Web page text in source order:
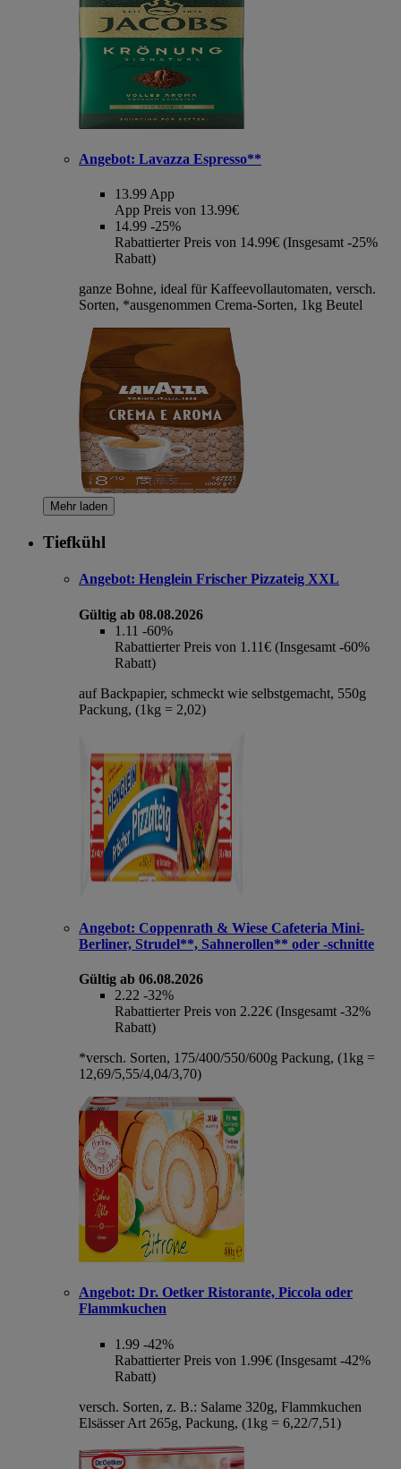
Angebot: Lavazza Espresso**
13.99 App
App Preis von 13.99€
14.99 -25%
Rabattierter Preis von 14.99€ (Insgesamt -25%
Rabatt)
ganze Bohne, ideal für Kaffeevollautomaten, versch.
Sorten, *ausgenommen Crema-Sorten, 1kg Beutel
Mehr laden
Tiefkühl
Angebot: Henglein Frischer Pizzateig XXL
Gültig ab 08.08.2026
1.11 -60%
Rabattierter Preis von 1.11€ (Insgesamt -60%
Rabatt)
auf Backpapier, schmeckt wie selbstgemacht, 550g
Packung, (1kg = 2,02)
Angebot: Coppenrath & Wiese Cafeteria Mini-
Berliner, Strudel**, Sahnerollen** oder -schnitte
Gültig ab 06.08.2026
2.22 -32%
Rabattierter Preis von 2.22€ (Insgesamt -32%
Rabatt)
*versch. Sorten, 175/400/550/600g Packung, (1kg =
12,69/5,55/4,04/3,70)
Angebot: Dr. Oetker Ristorante, Piccola oder
Flammkuchen
1.99 -42%
Rabattierter Preis von 1.99€ (Insgesamt -42%
Rabatt)
versch. Sorten, z. B.: Salame 320g, Flammkuchen
Elsässer Art 265g, Packung, (1kg = 6,22/7,51)